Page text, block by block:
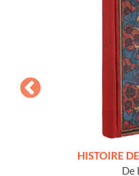
HISTOIRE
De